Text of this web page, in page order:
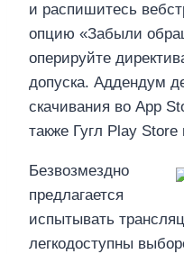
и распишитесь
опцию «Забыли
оперируйте
допуска. Аддендум
скачивания во App
также Гугл Play
Безвозмездно
предлагается
испытывать
легкодоступны